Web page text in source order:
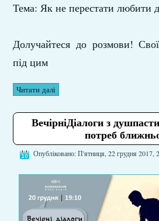
Тема: Як не перестати любити
Долучайтеся до розмови!
під цим
Читати далі
ВечірніДіалоги з
потреб
Опубліковано: П'ятниця, 22 грудня 2017,